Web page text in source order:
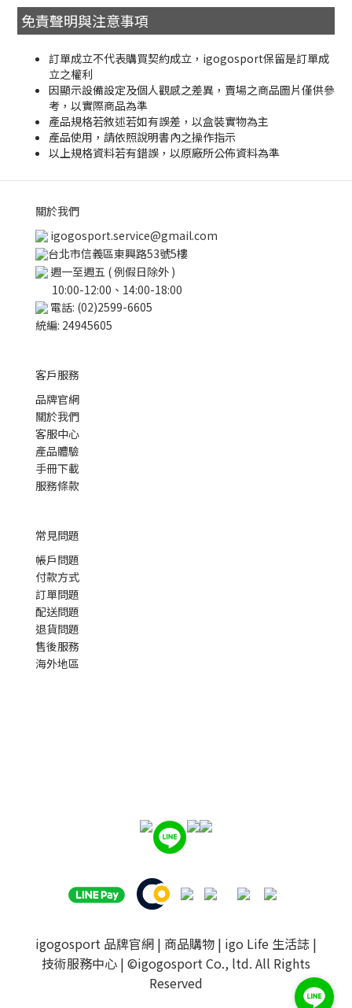
免責聲明與注意事項
訂單成立不代表購買契約成立，igogosport保留是訂單成
立之權利
因顯示設備設定及個人觀感之差異，賣場之商品圖片僅供參
考，以實際商品為準
產品規格若敘述若如有誤差，以盒裝實物為主
產品使用，請依照說明書內之操作指示
以上規格資料若有錯誤，以原廠所公佈資料為準
關於我們
igogosport.service@gmail.com
台北市信義區東興路53號5樓
週一至週五 ( 例假日除外 )
10:00-12:00、14:00-18:00
電話: (02)2599-6605
統編: 24945605
客戶服務
品牌官網
關於我們
客服中心
產品體驗
手冊下載
服務條款
常見問題
帳戶問題
付款方式
訂單問題
配送問題
退貨問題
售後服務
海外地區
igogosport 品牌官網 | 商品購物 | igo Life 生活誌 |
技術服務中心 | ©igogosport Co., ltd. All Rights
Reserved